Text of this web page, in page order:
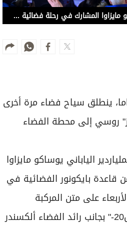
رائد الأعمال الياباني يوساكو مايزاوا المشارك في رحلة فضائية قبل الإطلاق في بايكونور ، كازاخستان
الأولى منذ 12 عاما، ينطلق سياح فضاء مرة أخرى
روسي إلى محطة الفضاء
الياباني يوساكو مايزاوا
قاعدة بايكونور الفضائية في
على متن المركبة
الفضائية "سويوز إم إس20-" بجانب رائد الفضاء ألكسندر